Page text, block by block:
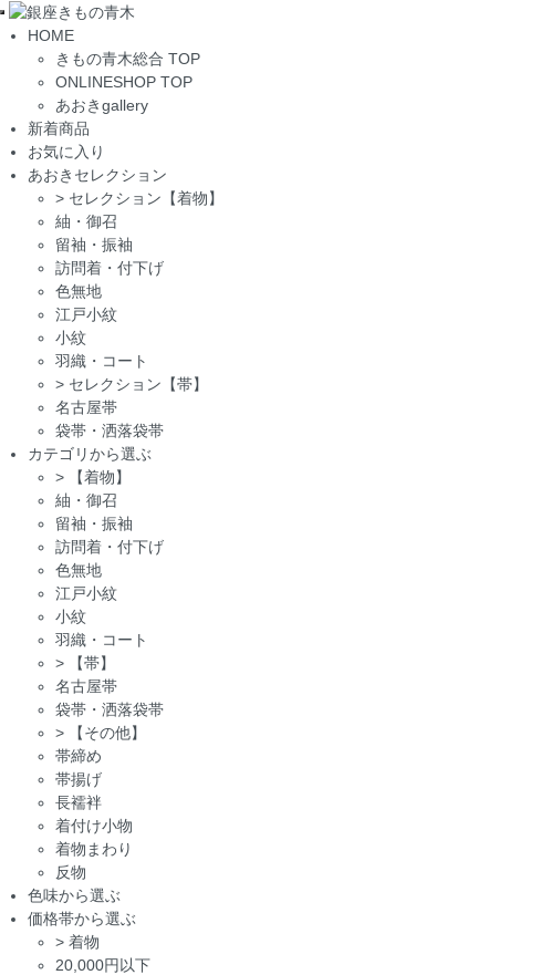
Toggle
navigation
HOME
きもの青木総合 TOP
ONLINESHOP TOP
あおきgallery
新着商品
お気に入り
あおきセレクション
> セレクション【着物】
紬・御召
留袖・振袖
訪問着・付下げ
色無地
江戸小紋
小紋
羽織・コート
> セレクション【帯】
名古屋帯
袋帯・洒落袋帯
カテゴリから選ぶ
>
【着物】
紬・御召
留袖・振袖
訪問着・付下げ
色無地
江戸小紋
小紋
羽織・コート
>
【帯】
名古屋帯
袋帯・洒落袋帯
>
【その他】
帯締め
帯揚げ
長襦袢
着付け小物
着物まわり
反物
色味から選ぶ
価格帯から選ぶ
> 着物
20,000円以下